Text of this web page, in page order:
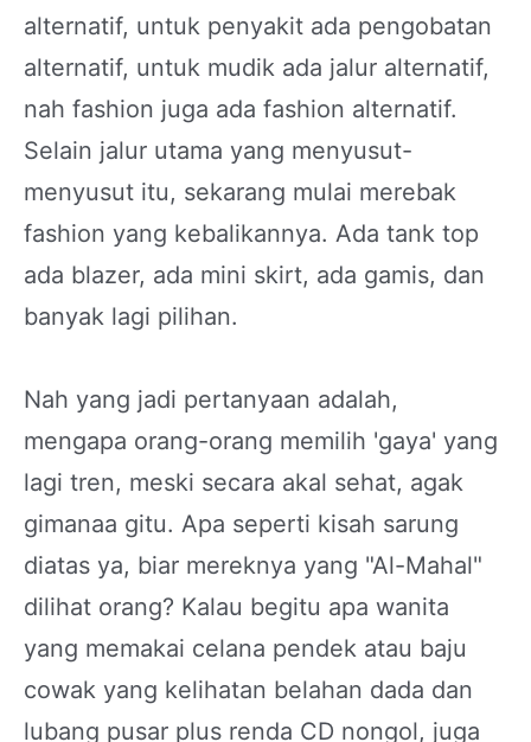
alternatif, untuk penyakit ada pengobatan
alternatif, untuk mudik ada jalur alternatif,
nah fashion juga ada fashion alternatif.
Selain jalur utama yang menyusut-
menyusut itu, sekarang mulai merebak
fashion yang kebalikannya. Ada tank top
ada blazer, ada mini skirt, ada gamis, dan
banyak lagi pilihan.
Nah yang jadi pertanyaan adalah,
mengapa orang-orang memilih 'gaya' yang
lagi tren, meski secara akal sehat, agak
gimanaa gitu. Apa seperti kisah sarung
diatas ya, biar mereknya yang "Al-Mahal"
dilihat orang? Kalau begitu apa wanita
yang memakai celana pendek atau baju
cowak yang kelihatan belahan dada dan
lubang pusar plus renda CD nongol, juga